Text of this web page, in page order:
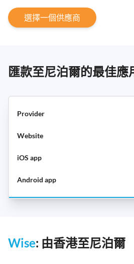
選擇一個供應商
匯款至尼泊爾的最佳應
Wise: 由香港至尼泊爾